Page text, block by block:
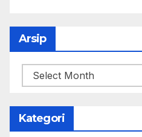
Arsip
Arsip
Kategori